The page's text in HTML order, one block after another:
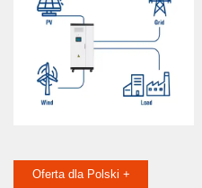
Oferta dla Polski +